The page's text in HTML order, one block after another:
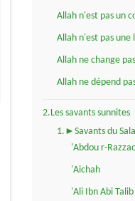
Allah n'est pas un
Allah n'est pas une
Allah ne change pas
Allah ne dépend
2.Les savants sunnites
1.►Savants du
'Abdou r-
'Aichah
'Ali Ibn Abi Talib